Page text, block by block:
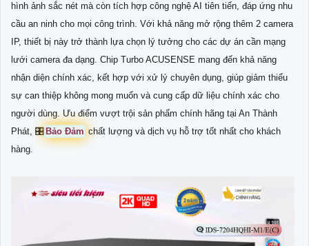
hình ảnh sắc nét mà còn tích hợp công nghệ AI tiên tiến, đáp ứng nhu
cầu an ninh cho mọi công trình. Với khả năng mở rộng thêm 2 camera
IP, thiết bị này trở thành lựa chọn lý tưởng cho các dự án cần mạng
lưới camera đa dạng. Chip Turbo ACUSENSE mang đến khả năng
nhận diện chính xác, kết hợp với xử lý chuyên dụng, giúp giảm thiểu
sự can thiệp không mong muốn và cung cấp dữ liệu chính xác cho
người dùng. Ưu điểm vượt trội sản phẩm chính hãng tại An Thành
Phát, 🎛 Bảo Đảm chất lượng và dịch vụ hỗ trợ tốt nhất cho khách
hàng.